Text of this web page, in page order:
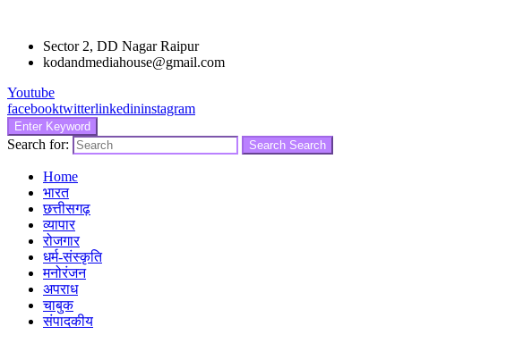
Sector 2, DD Nagar Raipur
kodandmediahouse@gmail.com
Youtube
facebooktwitterlinkedininstagram
Enter Keyword
Search for: Search Search
Home
भारत
छत्तीसगढ़
व्यापार
रोजगार
धर्म-संस्कृति
मनोरंजन
अपराध
चाबुक
संपादकीय